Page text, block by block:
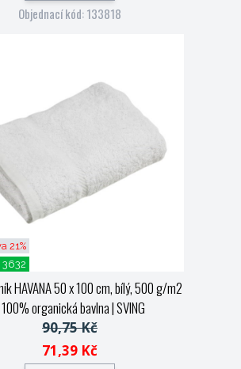
Objednací kód: 133818
21%
HAVANA 50 x 100 cm, bílý, 500 g/m2
organická bavlna| SVING
90,75 Kč
71,39 Kč